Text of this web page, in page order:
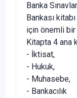
Banka
Bankası
için önemli
Kitapta 4 ana
- İktisat,
- Hukuk,
- Muhasebe,
- Bankacılık